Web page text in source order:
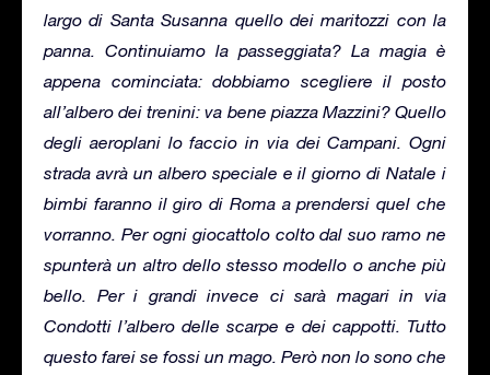
largo di Santa Susanna quello dei maritozzi con la
panna. Continuiamo la passeggiata? La magia è
appena cominciata: dobbiamo scegliere il posto
all’albero dei trenini: va bene piazza Mazzini? Quello
degli aeroplani lo faccio in via dei Campani. Ogni
strada avrà un albero speciale e il giorno di Natale i
bimbi faranno il giro di Roma a prendersi quel che
vorranno. Per ogni giocattolo colto dal suo ramo ne
spunterà un altro dello stesso modello o anche più
bello. Per i grandi invece ci sarà magari in via
Condotti l’albero delle scarpe e dei cappotti. Tutto
questo farei se fossi un mago. Però non lo sono che